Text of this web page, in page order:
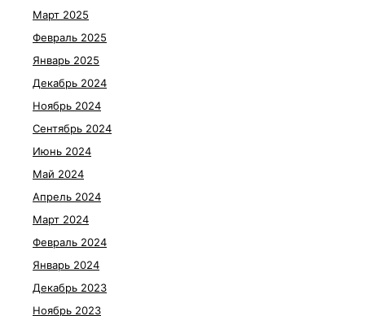
Март 2025
Февраль 2025
Январь 2025
Декабрь 2024
Ноябрь 2024
Сентябрь 2024
Июнь 2024
Май 2024
Апрель 2024
Март 2024
Февраль 2024
Январь 2024
Декабрь 2023
Ноябрь 2023